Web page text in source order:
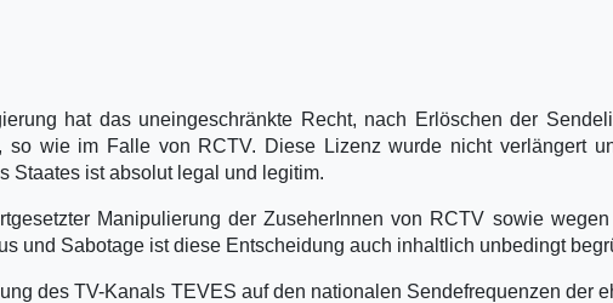
hat das uneingeschränkte Recht, nach Erlöschen der
so wie im Falle von RCTV. Diese Lizenz wurde nicht verlängert
Staates ist absolut legal und legitim.
Manipulierung der ZuseherInnen von RCTV sowie
und Sabotage ist diese Entscheidung auch inhaltlich unbedingt
des TV-Kanals TEVES auf den nationalen Sendefrequenzen der